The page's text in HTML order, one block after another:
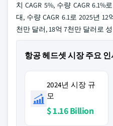
치 CAGR 5%, 수량 CAGR 6.1%
대, 수량 CAGR 6.1로 2025년
천만 달러, 18억 7천만 달러로
항공 헤드셋 시장 주요
2024년 시장 규
모
$ 1.16 Billion